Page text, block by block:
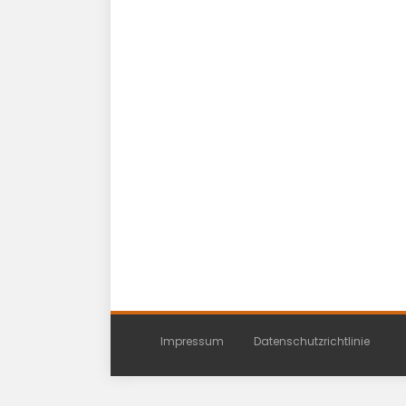
Impressum Datenschutzrichtlinie